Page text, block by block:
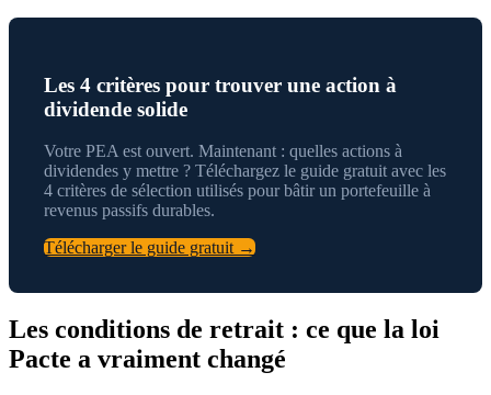
Les 4 critères pour trouver une action à
dividende solide
Votre PEA est ouvert. Maintenant : quelles actions à
dividendes y mettre ? Téléchargez le guide gratuit avec les
4 critères de sélection utilisés pour bâtir un portefeuille à
revenus passifs durables.
Télécharger le guide gratuit →
Les conditions de retrait : ce que la loi
Pacte a vraiment changé